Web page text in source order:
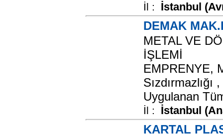
İl : İstanbul
DEMAK
METAL VE
İŞLEMİ
EMPRENYE,
Uygulanan
İl : İstanbul
KARTAL